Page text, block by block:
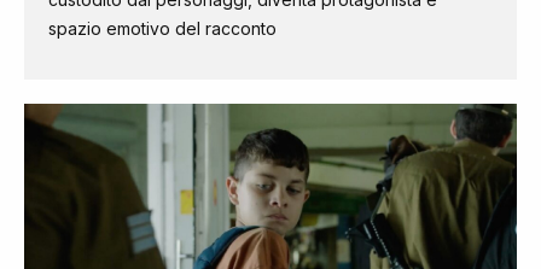
spazio emotivo del racconto